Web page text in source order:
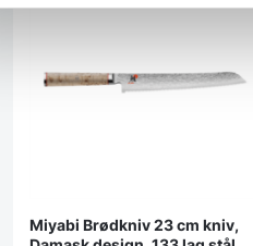
Miyabi Brødkniv 23 cm kniv,